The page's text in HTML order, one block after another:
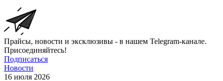
Прайсы, новости и эксклюзивы - в нашем Telegram-канале.
Присоединяйтесь!
Подписаться
Новости
16 июля 2026